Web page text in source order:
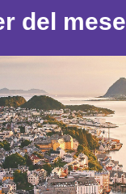
del mese